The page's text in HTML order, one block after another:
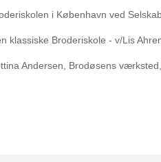
i København ved
klassiske Broderiskole - v/Lis
Andersen, Brodøsens